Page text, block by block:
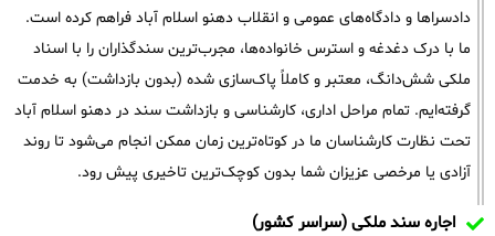
دادسراها و دادگاه‌های عمومی و انقلاب دهنو اسلام آباد فراهم کرده است.
ما با درک دغدغه و استرس خانواده‌ها، مجرب‌ترین سندگذاران را با اسناد
ملکی شش‌دانگ، معتبر و کاملاً پاک‌سازی شده (بدون بازداشت) به خدمت
گرفته‌ایم. تمام مراحل اداری، کارشناسی و بازداشت سند در دهنو اسلام آباد
تحت نظارت کارشناسان ما در کوتاه‌ترین زمان ممکن انجام می‌شود تا روند
آزادی یا مرخصی عزیزان شما بدون کوچک‌ترین تاخیری پیش رود.
اجاره سند ملکی (سراسر کشور)